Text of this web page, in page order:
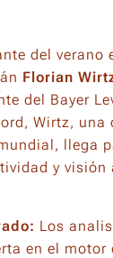
del verano
Florian
del Bayer
Wirtz, una
llega
y visión
Los
en el motor